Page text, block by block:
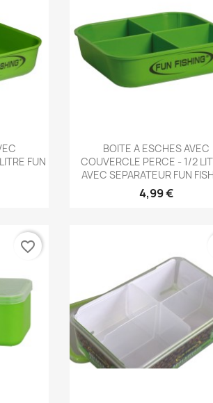
FUN
Aperçu rapide
BOITE A ESCHES AVEC
COUVERCLE PERCE - 1/2
AVEC SEPARATEUR FUN
4,99 €
favorite_border